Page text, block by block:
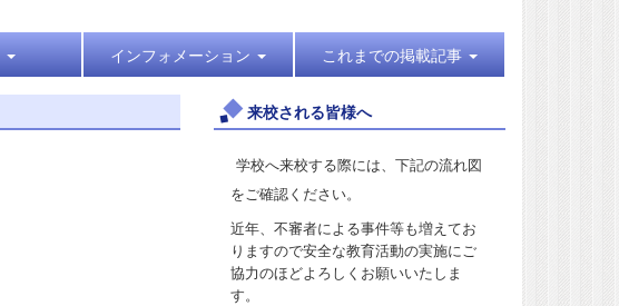
インフォメーション これまでの掲載記事
来校される皆様へ
学校へ来校する際には、下記の流れ図
をご確認ください。
近年、不審者による事件等も増えてお
りますので安全な教育活動の実施にご
協力のほどよろしくお願いいたしま
す。